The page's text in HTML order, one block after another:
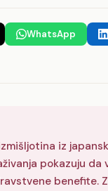
WhatsApp
iz
pokazuju
benefite.